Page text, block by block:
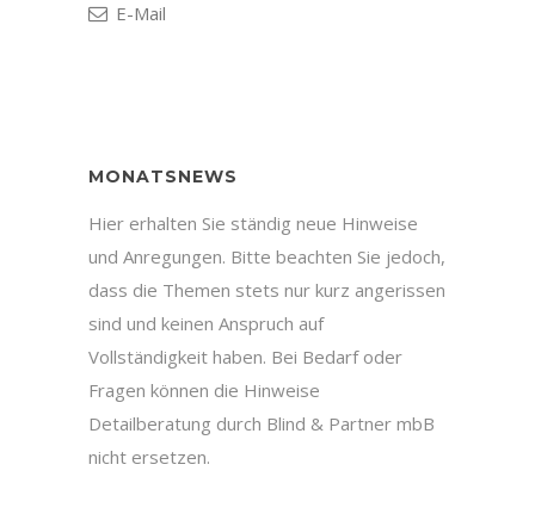
E-Mail
MONATSNEWS
Hier erhalten Sie ständig neue Hinweise
und Anregungen. Bitte beachten Sie jedoch,
dass die Themen stets nur kurz angerissen
sind und keinen Anspruch auf
Vollständigkeit haben. Bei Bedarf oder
Fragen können die Hinweise
Detailberatung durch Blind & Partner mbB
nicht ersetzen.